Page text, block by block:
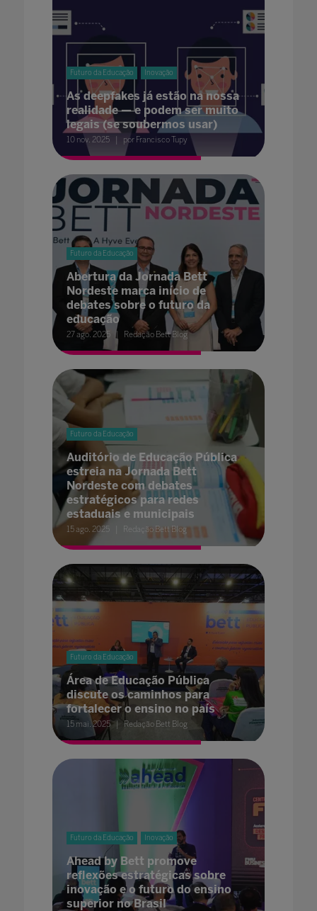
Futuro da Educação Inovação
As deepfakes já estão na nossa
realidade — e podem ser muito
legais (se soubermos usar)
10 nov. 2025 por Francisco Tupy
Futuro da Educação
Abertura da Jornada Bett
Nordeste marca início de
debates sobre o futuro da
educação
27 ago. 2025 Redação Bett Blog
Futuro da Educação
Auditório de Educação Pública
estreia na Jornada Bett
Nordeste com debates
estratégicos para redes
estaduais e municipais
15 ago. 2025 Redação Bett Blog
Futuro da Educação
Área de Educação Pública
discute os caminhos para
fortalecer o ensino no país
15 mai. 2025 Redação Bett Blog
Futuro da Educação Inovação
Ahead by Bett promove
reflexões estratégicas sobre
inovação e o futuro do ensino
superior no Brasil